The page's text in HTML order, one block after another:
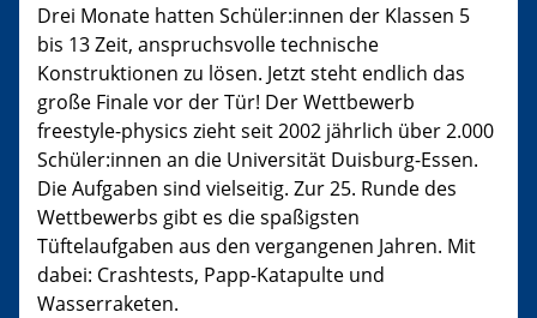
Drei Monate hatten Schüler:innen der Klassen 5
bis 13 Zeit, anspruchsvolle technische
Konstruktionen zu lösen. Jetzt steht endlich das
große Finale vor der Tür! Der Wettbewerb
freestyle-physics zieht seit 2002 jährlich über 2.000
Schüler:innen an die Universität Duisburg-Essen.
Die Aufgaben sind vielseitig. Zur 25. Runde des
Wettbewerbs gibt es die spaßigsten
Tüftelaufgaben aus den vergangenen Jahren. Mit
dabei: Crashtests, Papp-Katapulte und
Wasserraketen.